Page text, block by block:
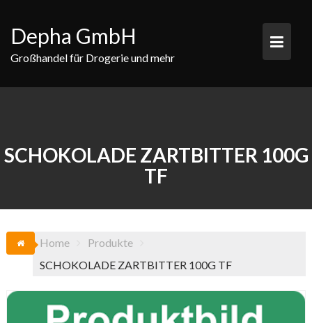
content
Depha GmbH
Großhandel für Drogerie und mehr
SCHOKOLADE ZARTBITTER 100G
TF
Home
Produkte
SCHOKOLADE ZARTBITTER 100G TF